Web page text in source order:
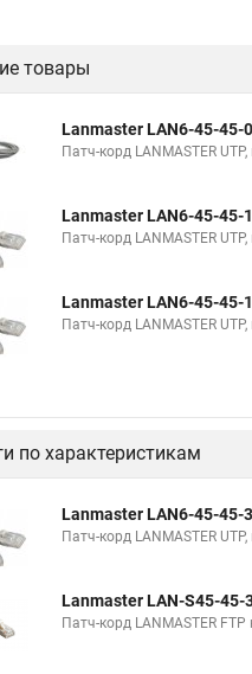
товары
Lanmaster LAN6-45-45-
Патч-корд LANMASTER
Lanmaster LAN6-45-45-
Патч-корд LANMASTER
Lanmaster LAN6-45-45-
Патч-корд LANMASTER
по характеристикам
Lanmaster LAN6-45-45-
Патч-корд LANMASTER
Lanmaster LAN-S45-45-
Патч-корд LANMASTER